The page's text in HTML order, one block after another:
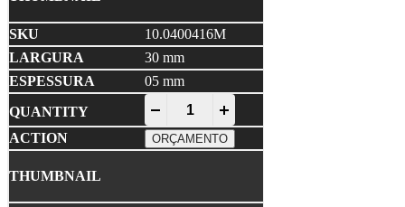
10.0400416M
30 mm
05 mm
EPDM Compacto quantity
ORÇAMENTO